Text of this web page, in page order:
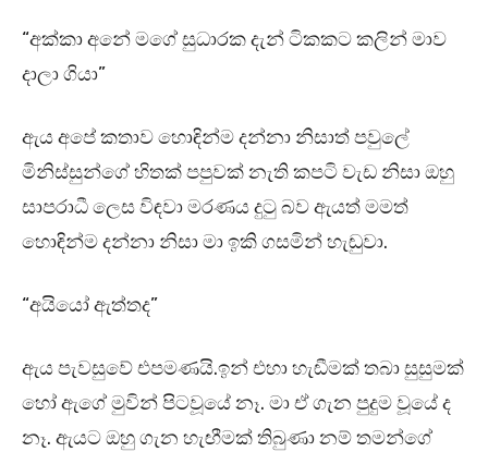
“අක්කා අනේ මගේ සුධාරක දැන් ටිකකට කලින් මාව
දාලා ගියා”
ඇය අපේ කතාව හොඳින්ම දන්නා නිසාත් පවුලේ
මිනිස්සුන්ගේ හිතක් පපුවක් නැති කපටි වැඩ නිසා ඔහු
සාපරාධී ලෙස විඳවා මරණය දුටු බව ඇයත් මමත්
හොඳින්ම දන්නා නිසා මා ඉකි ගසමින් හැඬුවා.
“අයියෝ ඇත්තද”
ඇය පැවසුවේ එපමණයි.ඉන් එහා හැඬීමක් තබා සුසුමක්
හෝ ඇගේ මුවින් පිටවූයේ නෑ. මා ඒ ගැන පුදුම වූයේ ද
නෑ. ඇයට ඔහු ගැන හැඟීමක් තිබුණා නම් තමන්ගේ